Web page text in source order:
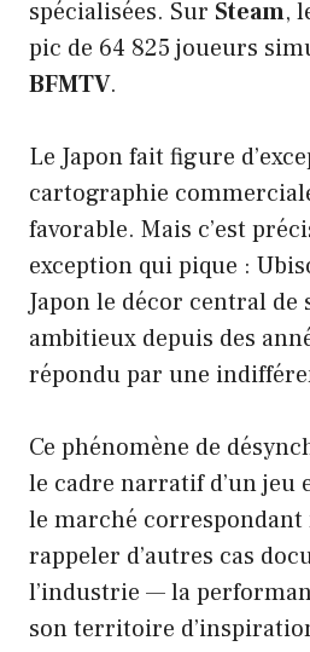
spécialisées. Sur Steam,
pic de 64 825 joueurs
BFMTV.
Le Japon fait figure
cartographie
favorable. Mais c’est
exception qui pique :
Japon le décor central
ambitieux depuis des
répondu par une
Ce phénomène de
le cadre narratif d’un jeu
le marché correspondant
rappeler d’autres cas
l’industrie — la
son territoire